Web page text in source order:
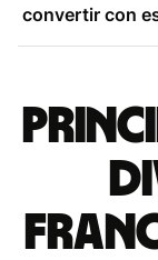
convertir con